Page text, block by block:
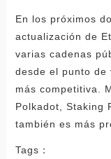
En los próximos
actualización de
varias cadenas
desde el punto de
más competitiva.
Polkadot, Staking
también es más
Tags：